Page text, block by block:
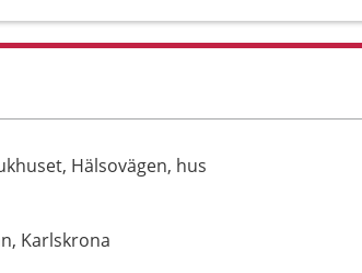
Hälsovägen, hus
Karlskrona